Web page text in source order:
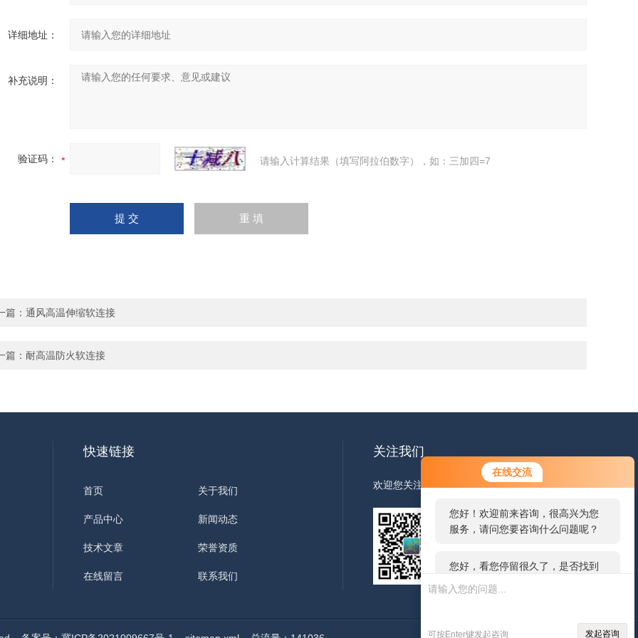
在线交流
您好！欢迎前来咨询，很高兴为您
服务，请问您要咨询什么问题呢？
您好，看您停留很久了，是否找到
了需求产品，您可以直接在线与我
可按Enter键发起咨询 发起咨询
详细地址：
补充说明：
验证码： 请输入计算结果（填写阿拉伯数字），如：三加四=7
篇： 通风高温伸缩软连接
篇： 耐高温防火软连接
快速链接
首页 关于我们
产品中心 新闻动态
技术文章 荣誉资质
在线留言 联系我们
关注我们
欢迎您关注我们的微信公众号了解更多信息
扫一扫